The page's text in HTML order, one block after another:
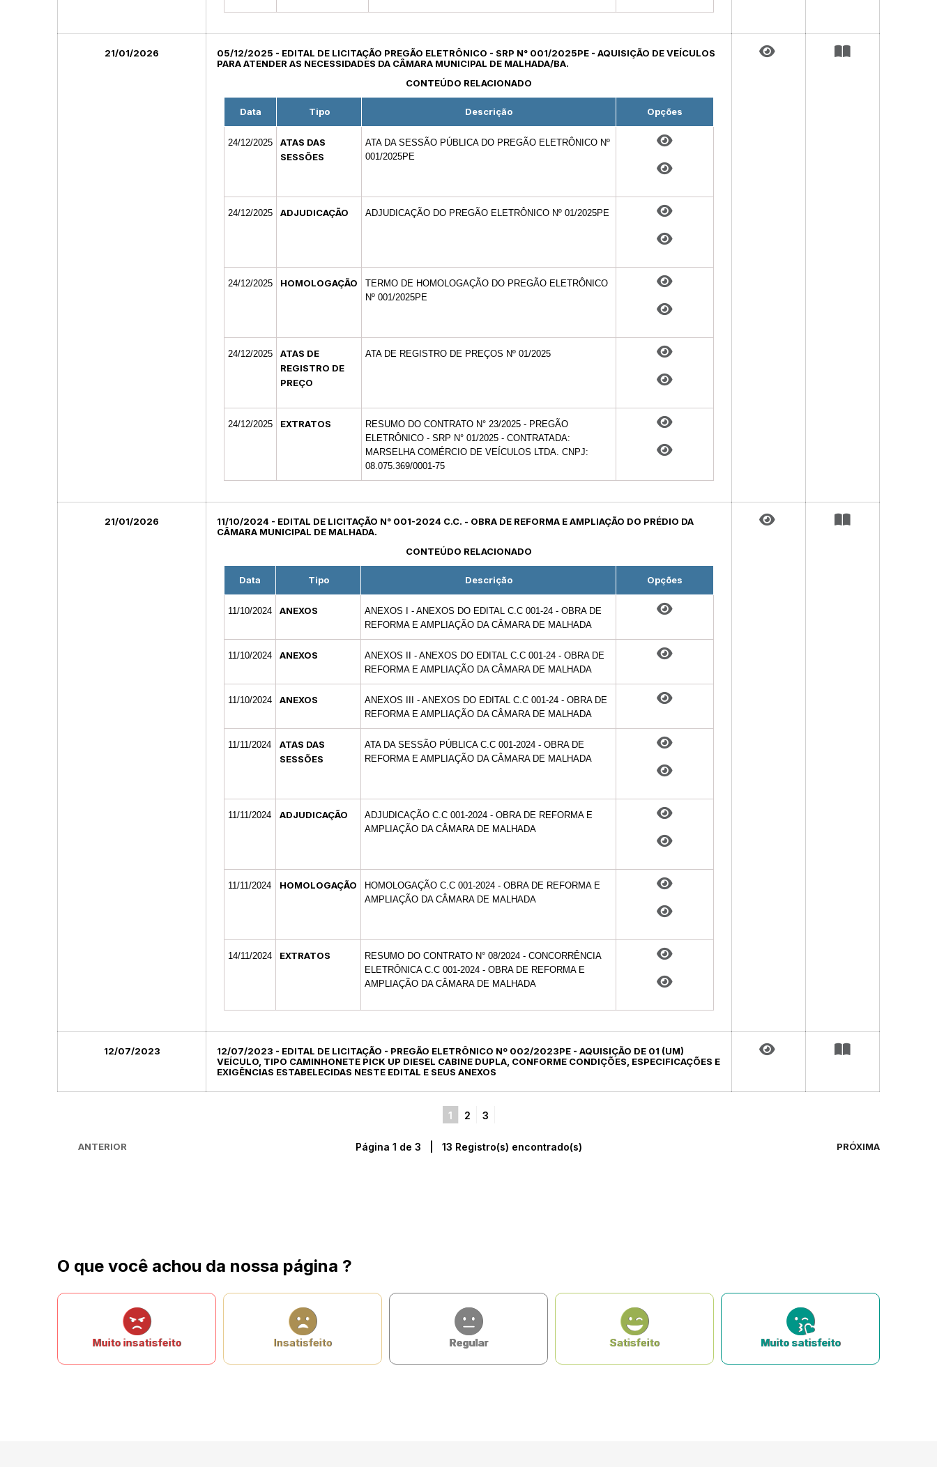
21/01/2026
05/12/2025 - EDITAL DE LICITAÇÃO PREGÃO ELETRÔNICO - SRP N° 001/2025PE - AQUISIÇÃO DE VEÍCULOS
PARA ATENDER AS NECESSIDADES DA CÂMARA MUNICIPAL DE MALHADA/BA.
CONTEÚDO RELACIONADO
Data Tipo Descrição Opções
24/12/2025
ATAS DAS
SESSÕES
ATA DA SESSÃO PÚBLICA DO PREGÃO ELETRÔNICO Nº
001/2025PE
24/12/2025 ADJUDICAÇÃO ADJUDICAÇÃO DO PREGÃO ELETRÔNICO Nº 01/2025PE
24/12/2025 HOMOLOGAÇÃO
TERMO DE HOMOLOGAÇÃO DO PREGÃO ELETRÔNICO
Nº 001/2025PE
24/12/2025
ATAS DE
REGISTRO DE
PREÇO
ATA DE REGISTRO DE PREÇOS Nº 01/2025
24/12/2025 EXTRATOS
RESUMO DO CONTRATO N° 23/2025 - PREGÃO
ELETRÔNICO - SRP N° 01/2025 - CONTRATADA:
MARSELHA COMÉRCIO DE VEÍCULOS LTDA. CNPJ:
08.075.369/0001-75
21/01/2026
11/10/2024 - EDITAL DE LICITAÇÃO N° 001-2024 C.C. - OBRA DE REFORMA E AMPLIAÇÃO DO PRÉDIO DA
CÂMARA MUNICIPAL DE MALHADA.
CONTEÚDO RELACIONADO
Data Tipo Descrição Opções
11/10/2024 ANEXOS
ANEXOS I - ANEXOS DO EDITAL C.C 001-24 - OBRA DE
REFORMA E AMPLIAÇÃO DA CÂMARA DE MALHADA
11/10/2024 ANEXOS
ANEXOS II - ANEXOS DO EDITAL C.C 001-24 - OBRA DE
REFORMA E AMPLIAÇÃO DA CÂMARA DE MALHADA
11/10/2024 ANEXOS
ANEXOS III - ANEXOS DO EDITAL C.C 001-24 - OBRA DE
REFORMA E AMPLIAÇÃO DA CÂMARA DE MALHADA
11/11/2024
ATAS DAS
SESSÕES
ATA DA SESSÃO PÚBLICA C.C 001-2024 - OBRA DE
REFORMA E AMPLIAÇÃO DA CÂMARA DE MALHADA
11/11/2024 ADJUDICAÇÃO
ADJUDICAÇÃO C.C 001-2024 - OBRA DE REFORMA E
AMPLIAÇÃO DA CÂMARA DE MALHADA
11/11/2024 HOMOLOGAÇÃO
HOMOLOGAÇÃO C.C 001-2024 - OBRA DE REFORMA E
AMPLIAÇÃO DA CÂMARA DE MALHADA
14/11/2024 EXTRATOS
RESUMO DO CONTRATO N° 08/2024 - CONCORRÊNCIA
ELETRÔNICA C.C 001-2024 - OBRA DE REFORMA E
AMPLIAÇÃO DA CÂMARA DE MALHADA
12/07/2023
12/07/2023 - EDITAL DE LICITAÇÃO - PREGÃO ELETRÔNICO Nº 002/2023PE - AQUISIÇÃO DE 01 (UM)
VEÍCULO, TIPO CAMINHONETE PICK UP DIESEL CABINE DUPLA, CONFORME CONDIÇÕES, ESPECIFICAÇÕES E
EXIGÊNCIAS ESTABELECIDAS NESTE EDITAL E SEUS ANEXOS
1 2 3
ANTERIOR Página 1 de 3 | 13 Registro(s) encontrado(s) PRÓXIMA
O que você achou da nossa página ?
Muito insatisfeito Insatisfeito Regular Satisfeito Muito satisfeito